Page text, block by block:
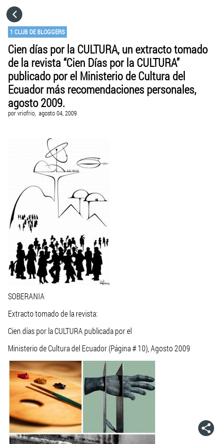
1 CLUB DE BLOGGERS
Cien días por la CULTURA, un extracto tomado
de la revista “Cien Días por la CULTURA”
publicado por el Ministerio de Cultura del
Ecuador más recomendaciones personales,
agosto 2009.
porvriofrio, agosto 04, 2009
SOBERANIA
Extracto tomado de la revista:
Cien días por la CULTURA publicada por el
Ministerio de Cultura del Ecuador (Página # 10), Agosto 2009
CATEGORÍAS
IR A